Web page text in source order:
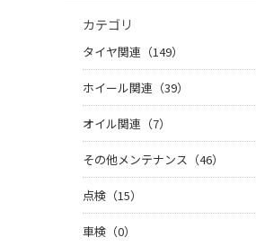
カテゴリ
タイヤ関連（149）
ホイール関連（39）
オイル関連（7）
その他メンテナンス（46）
点検（15）
車検（0）